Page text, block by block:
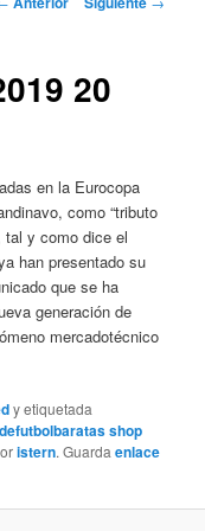
20
en la Eurocopa
como “tributo
tal y como dice el
han presentado su
que se ha
generación de
mercadotécnico
y etiquetada
shop
istern. Guardaenlace